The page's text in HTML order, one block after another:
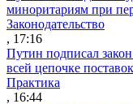
миноритариям при
Законодательство
, 17:16
Путин подписал
всей цепочке поставок
Практика
, 16:44